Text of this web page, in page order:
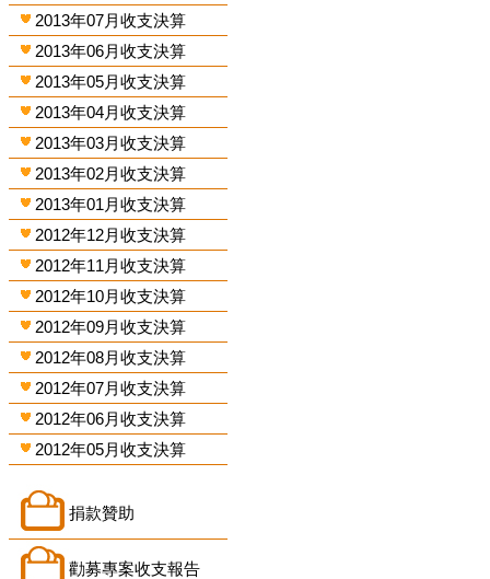
2013年07月收支決算
2013年06月收支決算
2013年05月收支決算
2013年04月收支決算
2013年03月收支決算
2013年02月收支決算
2013年01月收支決算
2012年12月收支決算
2012年11月收支決算
2012年10月收支決算
2012年09月收支決算
2012年08月收支決算
2012年07月收支決算
2012年06月收支決算
2012年05月收支決算
捐款贊助
勸募專案收支報告